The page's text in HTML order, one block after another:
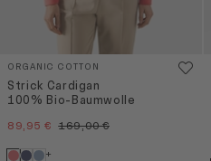
ORGANIC COTTON
Strick Cardigan
100% Bio-Baumwolle
89,95 € 169,00 €
+